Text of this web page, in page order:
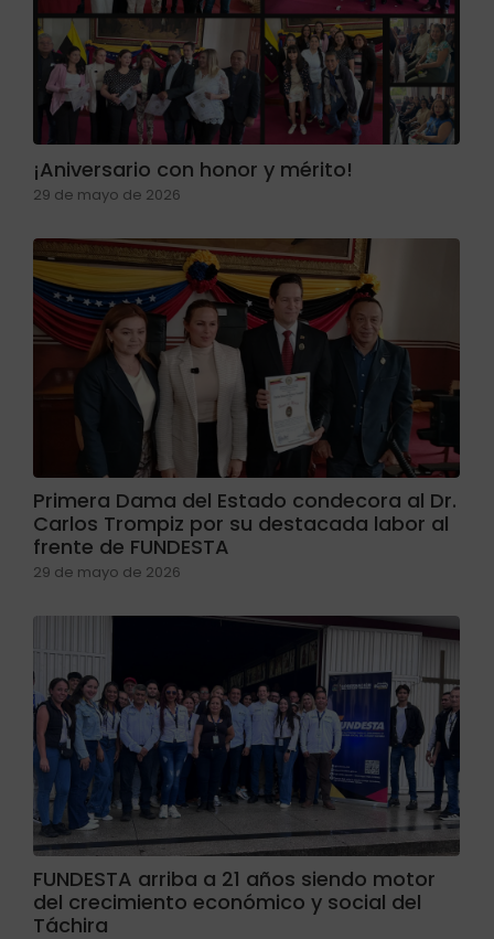
¡Aniversario con honor y mérito!
29 de mayo de 2026
Primera Dama del Estado condecora al Dr.
Carlos Trompiz por su destacada labor al
frente de FUNDESTA
29 de mayo de 2026
FUNDESTA arriba a 21 años siendo motor
del crecimiento económico y social del
Táchira